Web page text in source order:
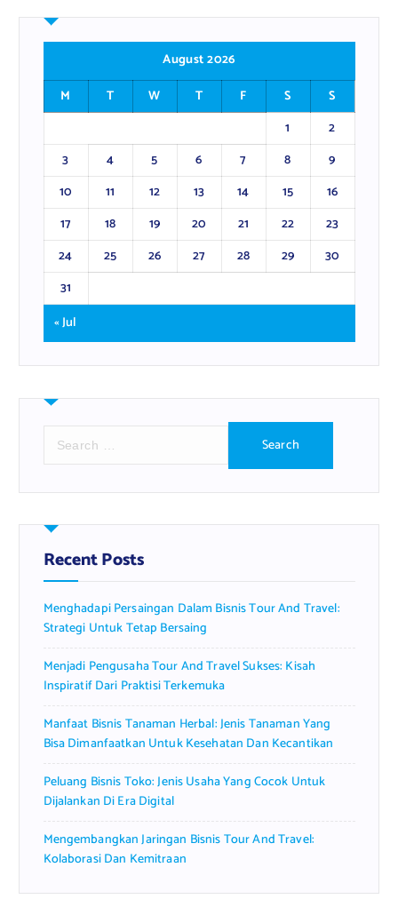
August 2026
M
T W T F S
S
1
2
3
4 5 6 7 8
9
10
11 12 13 14 15
16
17
18 19 20 21 22
23
24
25 26 27 28 29
30
31
« Jul
r
h
f
o
:
Recent Posts
Menghadapi Persaingan Dalam Bisnis Tour And Travel:
Strategi Untuk Tetap Bersaing
Menjadi Pengusaha Tour And Travel Sukses: Kisah
Inspiratif Dari Praktisi Terkemuka
Manfaat Bisnis Tanaman Herbal: Jenis Tanaman Yang
Bisa Dimanfaatkan Untuk Kesehatan Dan Kecantikan
Peluang Bisnis Toko: Jenis Usaha Yang Cocok Untuk
Dijalankan Di Era Digital
Mengembangkan Jaringan Bisnis Tour And Travel:
Kolaborasi Dan Kemitraan